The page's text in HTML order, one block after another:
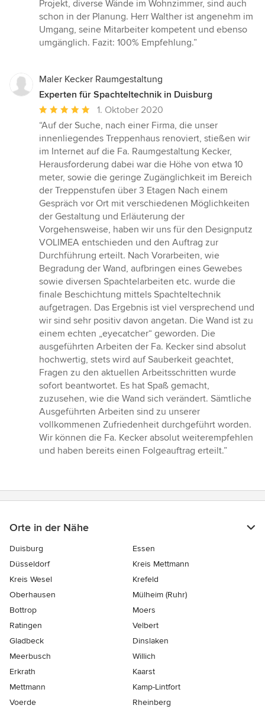
Projekt, diverse Wände im Wohnzimmer, sind auch
schon in der Planung. Herr Walther ist angenehm im
Umgang, seine Mitarbeiter kompetent und ebenso
umgänglich. Fazit: 100% Empfehlung.”
Maler Kecker Raumgestaltung
Experten für Spachteltechnik in Duisburg
Durchschnittliche
Bewertung:
5
von
5
Sternen
1. Oktober 2020
“Auf der Suche, nach einer Firma, die unser
innenliegendes Treppenhaus renoviert, stießen wir
im Internet auf die Fa. Raumgestaltung Kecker,
Herausforderung dabei war die Höhe von etwa 10
meter, sowie die geringe Zugänglichkeit im Bereich
der Treppenstufen über 3 Etagen Nach einem
Gespräch vor Ort mit verschiedenen Möglichkeiten
der Gestaltung und Erläuterung der
Vorgehensweise, haben wir uns für den Designputz
VOLIMEA entschieden und den Auftrag zur
Durchführung erteilt. Nach Vorarbeiten, wie
Begradung der Wand, aufbringen eines Gewebes
sowie diversen Spachtelarbeiten etc. wurde die
finale Beschichtung mittels Spachteltechnik
aufgetragen. Das Ergebnis ist viel versprechend und
wir sind sehr positiv davon angetan. Die Wand ist zu
einem echten „eyecatcher“ geworden. Die
ausgeführten Arbeiten der Fa. Kecker sind absolut
hochwertig, stets wird auf Sauberkeit geachtet,
Fragen zu den aktuellen Arbeitsschritten wurde
sofort beantwortet. Es hat Spaß gemacht,
zuzusehen, wie die Wand sich verändert. Sämtliche
Ausgeführten Arbeiten sind zu unserer
vollkommenen Zufriedenheit durchgeführt worden.
Wir können die Fa. Kecker absolut weiterempfehlen
und haben bereits einen Folgeauftrag erteilt.”
Orte in der Nähe
Duisburg
Essen
Düsseldorf
Kreis Mettmann
Kreis Wesel
Krefeld
Oberhausen
Mülheim (Ruhr)
Bottrop
Moers
Ratingen
Velbert
Gladbeck
Dinslaken
Meerbusch
Willich
Erkrath
Kaarst
Mettmann
Kamp-Lintfort
Voerde
Rheinberg